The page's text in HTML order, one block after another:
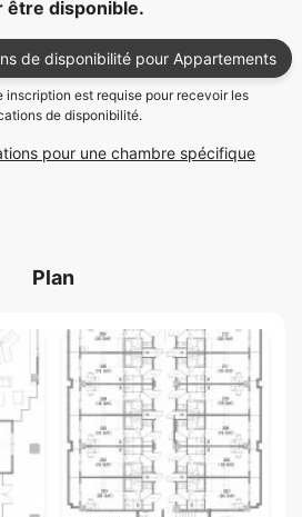
être disponible.
de disponibilité pour Appartements
inscription est requise pour recevoir les
de disponibilité.
pour une chambre spécifique
Plan